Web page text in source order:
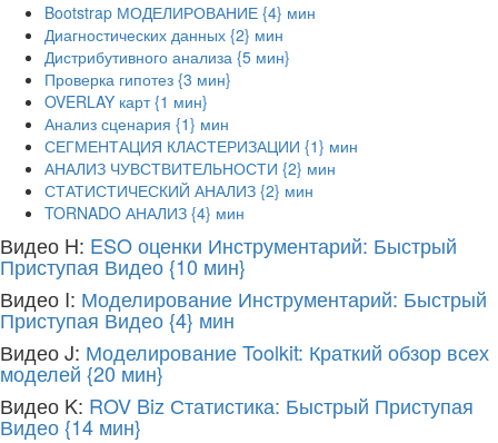
Bootstrap МОДЕЛИРОВАНИЕ {4} мин
Диагностических данных {2} мин
Дистрибутивного анализа {5 мин}
Проверка гипотез {3 мин}
OVERLAY карт {1 мин}
Анализ сценария {1} мин
СЕГМЕНТАЦИЯ КЛАСТЕРИЗАЦИИ {1} мин
АНАЛИЗ ЧУВСТВИТЕЛЬНОСТИ {2} мин
СТАТИСТИЧЕСКИЙ АНАЛИЗ {2} мин
TORNADO АНАЛИЗ {4} мин
Видео H: ESO оценки Инструментарий: Быстрый
Приступая Видео{10 мин}
Видео I: Моделирование Инструментарий: Быстрый
Приступая Видео{4} мин
Видео J: Моделирование Toolkit: Краткий обзор всех
моделей {20 мин}
Видео K: ROV Biz Статистика: Быстрый Приступая
Видео{14 мин}